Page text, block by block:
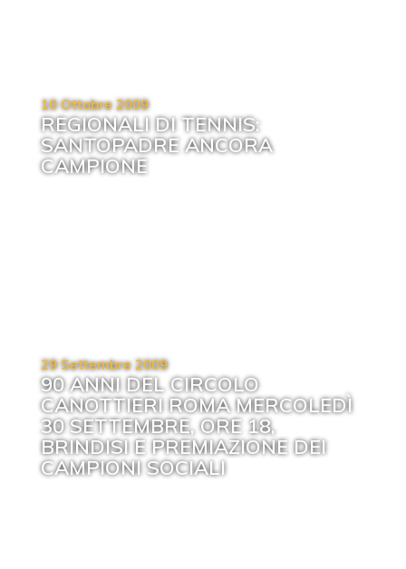
10 Ottobre 2009
REGIONALI DI TENNIS:
SANTOPADRE ANCORA
CAMPIONE
29 Settembre 2009
90 ANNI DEL CIRCOLO
CANOTTIERI ROMA MERCOLEDÌ
30 SETTEMBRE, ORE 18,
BRINDISI E PREMIAZIONE DEI
CAMPIONI SOCIALI